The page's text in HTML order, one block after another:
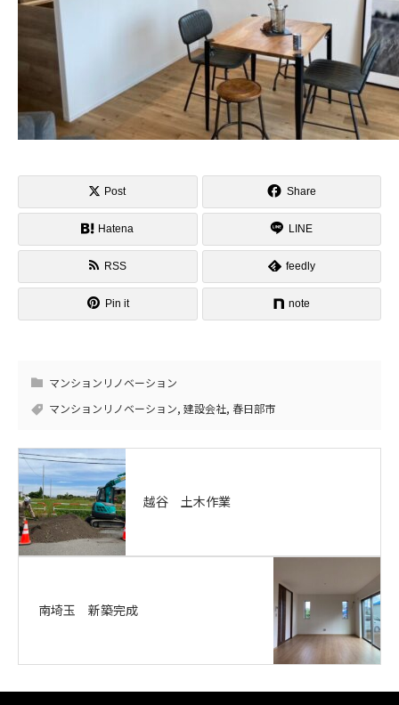
Post Share
Hatena LINE
RSS feedly
Pin it note
マンションリノベーション
マンションリノベーション, 建設会社, 春日部市
越谷 土木作業
南埼玉 新築完成